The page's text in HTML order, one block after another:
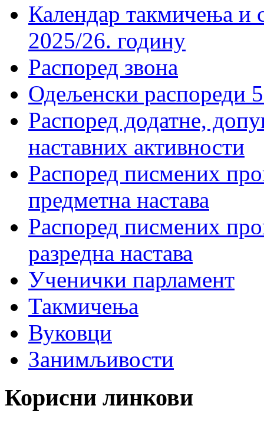
Календар такмичења
2025/26. годину
Распоред звона
Одељенски распореди
Распоред додатне,
наставних активности
Распоред писмених
предметна настава
Распоред писмених
разредна настава
Ученички парламент
Такмичења
Вуковци
Занимљивости
Корисни линкови